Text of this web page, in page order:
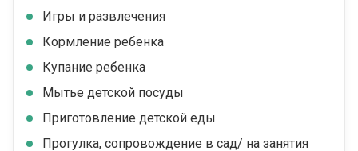
Игры и развлечения
Кормление ребенка
Купание ребенка
Мытье детской посуды
Приготовление детской еды
Прогулка, сопровождение в сад/ на занятия